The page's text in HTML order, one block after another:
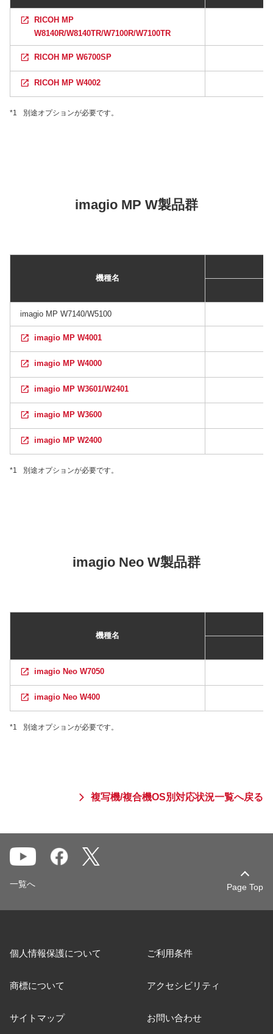
RICOH MP
W8140R/W8140TR/W7100R/W7100TR
RICOH MP W6700SP
RICOH MP W4002
*1 別途オプションが必要です。
imagio MP W製品群
機種名
imagio MP W7140/W5100
imagio MP W4001
imagio MP W4000
imagio MP W3601/W2401
imagio MP W3600
imagio MP W2400
*1 別途オプションが必要です。
imagio Neo W製品群
機種名
imagio Neo W7050
imagio Neo W400
*1 別途オプションが必要です。
複写機/複合機OS別対応状況一覧へ戻る
Page Top
一覧へ
個人情報保護について ご利用条件
商標について アクセシビリティ
サイトマップ お問い合わせ